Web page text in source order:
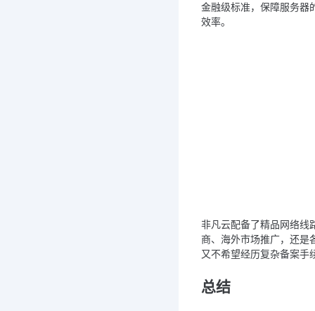
金融级标准，保障服务器
效率。
非凡云配备了精品网络线
商、海外市场推广，还是
又不希望经历复杂备案手
总结